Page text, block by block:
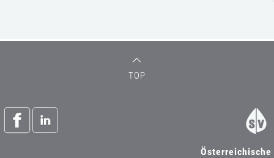
TOP
Österreichische